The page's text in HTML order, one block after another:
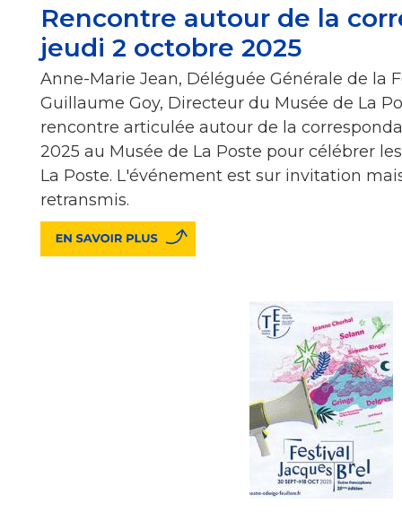
Rencontre autour de la
jeudi 2 octobre 2025
Anne-Marie Jean, Déléguée Générale de la
Guillaume Goy, Directeur du Musée de La
rencontre articulée autour de la
2025 au Musée de La Poste pour célébrer
La Poste. L'événement est sur invitation
retransmis.